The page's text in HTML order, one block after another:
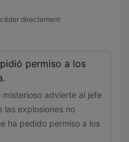
directement
permiso a los
advierte al jefe
las explosiones no
ha pedido permiso a los